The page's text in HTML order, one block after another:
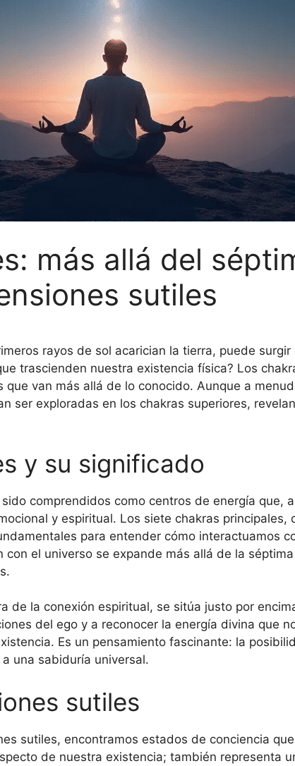
más allá del
sutiles
rayos de sol acarician la tierra, puede
trascienden nuestra existencia física? Los
van más allá de lo conocido. Aunque a
ser exploradas en los chakras superiores,
y su significado
comprendidos como centros de energía que,
y espiritual. Los siete chakras
para entender cómo interactuamos
el universo se expande más allá de la
de la conexión espiritual, se sitúa justo por
del ego y a reconocer la energía divina que
Es un pensamiento fascinante: la
una sabiduría universal.
sutiles
sutiles, encontramos estados de conciencia
de nuestra existencia; también representa